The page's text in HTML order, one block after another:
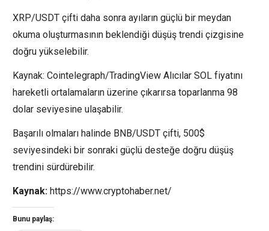
XRP/USDT çifti daha sonra ayıların güçlü bir meydan
okuma oluşturmasının beklendiği düşüş trendi çizgisine
doğru yükselebilir.
Kaynak: Cointelegraph/TradingView Alıcılar SOL fiyatını
hareketli ortalamaların üzerine çıkarırsa toparlanma 98
dolar seviyesine ulaşabilir.
Başarılı olmaları halinde BNB/USDT çifti, 500$
seviyesindeki bir sonraki güçlü desteğe doğru düşüş
trendini sürdürebilir.
Kaynak: https://www.cryptohaber.net/
Bunu paylaş: